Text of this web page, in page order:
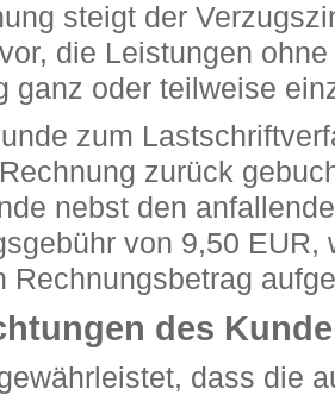
steigt der
die Leistungen
ganz oder teilweise
zum
zurück
nebst den
von 9,50 EUR,
Rechnungsbetrag
des
dass die